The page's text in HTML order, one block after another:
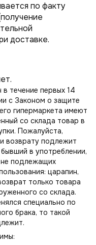
по факту
доставке.
течение первых 14
с Законом о защите
гипермаркета имеют
со склада товар в
Пожалуйста,
возврату подлежит
в употреблении,
подлежащих
царапин,
только товара
со склада.
специально по
брака, то такой